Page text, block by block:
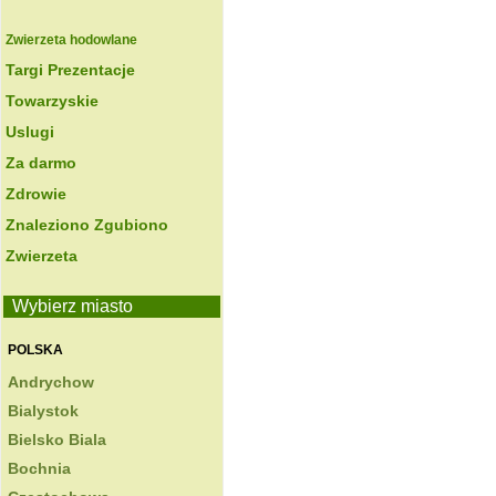
Zwierzeta hodowlane
Targi Prezentacje
Towarzyskie
Uslugi
Za darmo
Zdrowie
Znaleziono Zgubiono
Zwierzeta
Wybierz miasto
POLSKA
Andrychow
Bialystok
Bielsko Biala
Bochnia